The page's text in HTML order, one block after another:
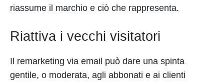
riassume il marchio e ciò che rappresenta.
Riattiva i vecchi visitatori
Il remarketing via email può dare una spinta
gentile, o moderata, agli abbonati e ai clienti